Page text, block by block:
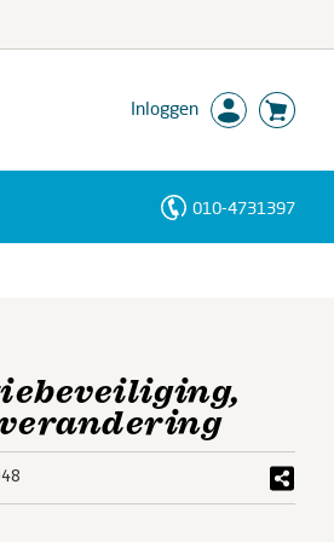
Inloggen
010-4731397